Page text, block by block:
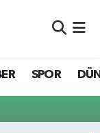
SPOR